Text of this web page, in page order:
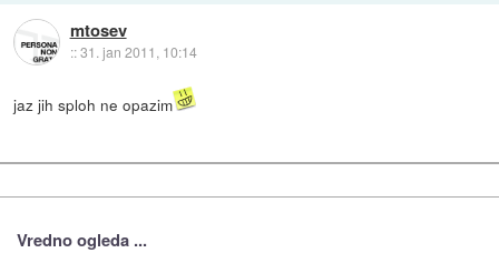
mtosev
::31. jan 2011, 10:14
jaz jih sploh ne opazim
Vredno ogleda ...